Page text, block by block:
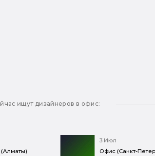
ищут дизайнеров в офис:
3 Июл
Офис (Санкт-